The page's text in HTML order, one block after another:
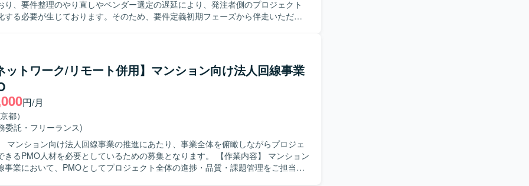
り、要件整理のやり直しやベンダー選定の遅延により、発注者側のプロジェクト
する必要が生じております。そのため、要件定義初期フェーズから伴走いただけ
た再要件整理を行っていただきます。また、課題管理表、ToDo管理表、スケジュ
種管理資料の整備・更新、ベンダー比較表・見積比較表の作成および更新、社内
議アジェンダの作成支援を行っていただきます。開発ベンダーとの打合せに参加
および見積内容のレビューや論点整理を行いながら、社内関係者との合意形成を
】 発注者側の立場を理解しつつ、主体的にプロジ
進めていただける方を求めております。業務フローやシステム構成を自らキャッ
抜け漏れのない要件整理や論点整理ができる方、ステークホルダーとのコミュニ
円滑に行い、社内調整や経営層向け説明をリードいただける方が望ましいです。
成や課題管理などの実務を厭わず、細やかなタスク管理を継続的に行える方を歓
ンダー選定といった
ットワーク/リモート併用】マンション向け法人回線事業
円/月
都）
委託・フリーランス)
マンション向け法人回線事業の推進にあたり、事業全体を俯瞰しながらプロジェ
人材を必要としているための募集となります。 【作業内容】 マンション
事業において、PMOとしてプロジェクト全体の進捗・品質・課題管理をご担当い